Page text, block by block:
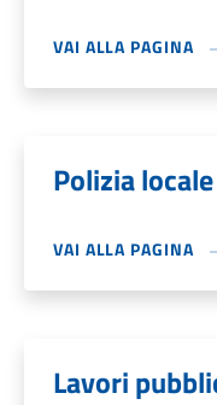
VAI ALLA PAGINA
Polizia locale
VAI ALLA PAGINA
Lavori